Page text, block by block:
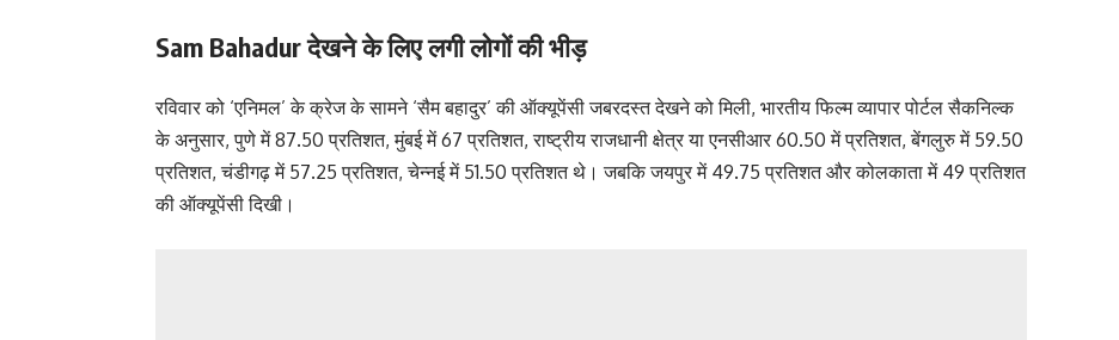
Sam Bahadur देखने के लिए लगी लोगों की भीड़
रविवार को ‘एनिमल’ के क्रेज के सामने ‘सैम बहादुर’ की ऑक्यूपेंसी जबरदस्त देखने को मिली, भारतीय फिल्म व्यापार पोर्टल सैकनिल्क
के अनुसार, पुणे में 87.50 प्रतिशत, मुंबई में 67 प्रतिशत, राष्ट्रीय राजधानी क्षेत्र या एनसीआर 60.50 में प्रतिशत, बेंगलुरु में 59.50
प्रतिशत, चंडीगढ़ में 57.25 प्रतिशत, चेन्नई में 51.50 प्रतिशत थे। जबकि जयपुर में 49.75 प्रतिशत और कोलकाता में 49 प्रतिशत
की ऑक्यूपेंसी दिखी।